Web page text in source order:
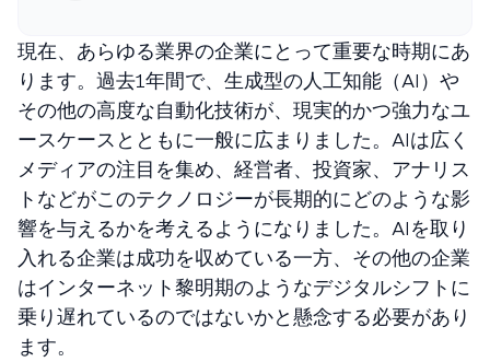
現在、あらゆる業界の企業にとって重要な時期にあ
ります。過去1年間で、生成型の人工知能（AI）や
その他の高度な自動化技術が、現実的かつ強力なユ
ースケースとともに一般に広まりました。AIは広く
メディアの注目を集め、経営者、投資家、アナリス
トなどがこのテクノロジーが長期的にどのような影
響を与えるかを考えるようになりました。AIを取り
入れる企業は成功を収めている一方、その他の企業
はインターネット黎明期のようなデジタルシフトに
乗り遅れているのではないかと懸念する必要があり
ます。